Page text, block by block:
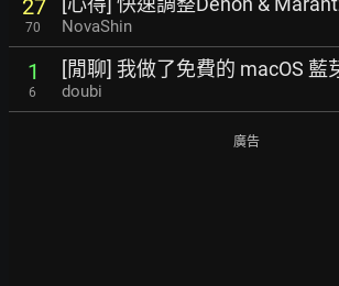
27
70 NovaShin
1
6
[閒聊] 我做了免費的 macOS 藍
doubi
廣告